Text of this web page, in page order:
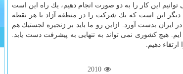
توانیم این كار را به دو صورت انجام دهیم، یك راه این است
دیگر این است كه یك شركت را در منطقه آزاد یا هر نقطه
ایران بدست آورد. ازاین رو ما باید بر زنجیره لجستیك هم
ایم. هیچ كشوری نمی تواند به تنهایی به پیشرفت دست یابد.
دهیم.
2010